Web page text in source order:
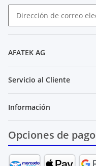
AFATEK AG
Servicio al Cliente
Información
Opciones de pago